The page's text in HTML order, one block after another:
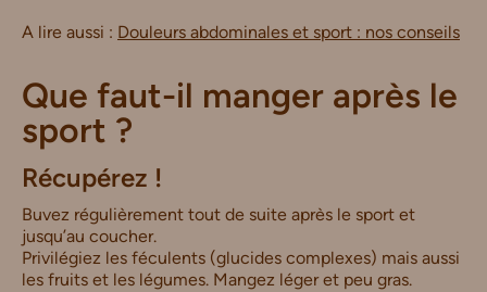
A lire aussi : Douleurs abdominales et sport : nos conseils
Que faut-il manger après le
sport ?
Récupérez !
Buvez régulièrement tout de suite après le sport et
jusqu’au coucher.
Privilégiez les féculents (glucides complexes) mais aussi
les fruits et les légumes. Mangez léger et peu gras.